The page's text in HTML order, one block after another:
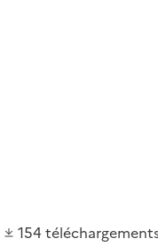
154